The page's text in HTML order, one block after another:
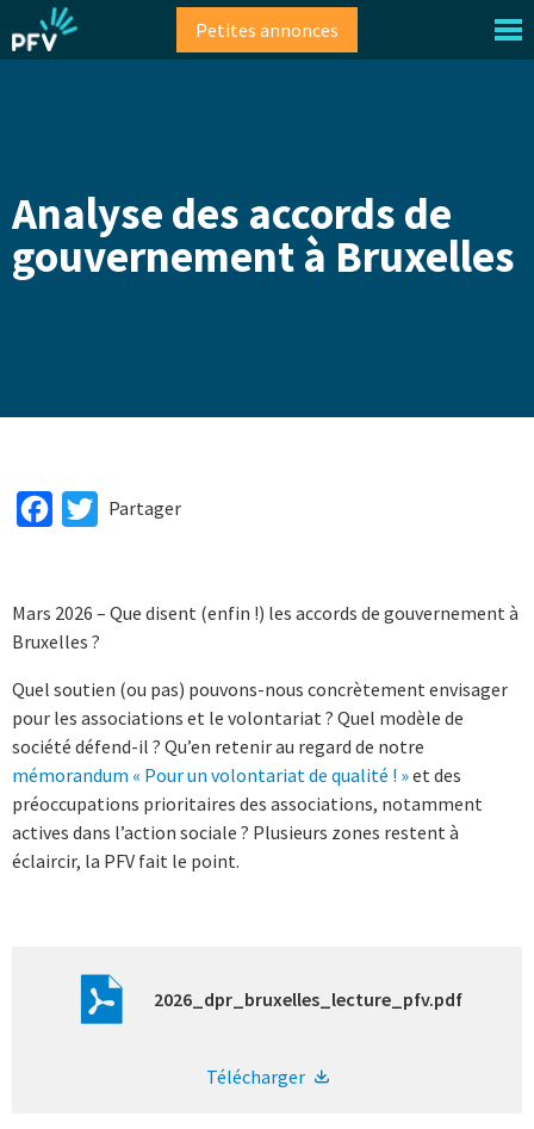
au
contenu
Petites annonces
Analyse des accords de
gouvernement à Bruxelles
FacebookTwitter
Partager
Mars 2026 – Que disent (enfin !) les accords de gouvernement à
Bruxelles ?
Quel soutien (ou pas) pouvons-nous concrètement envisager
pour les associations et le volontariat ? Quel modèle de
société défend-il ? Qu’en retenir au regard de notre
mémorandum « Pour un volontariat de qualité ! »et des
préoccupations prioritaires des associations, notamment
actives dans l’action sociale ? Plusieurs zones restent à
éclaircir, la PFV fait le point.
2026_dpr_bruxelles_lecture_pfv.pdf
Télécharger